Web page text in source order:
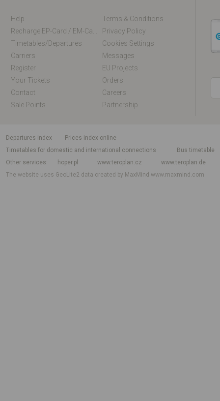
Help
Terms & Conditions
Privacy Policy
Timetables/departures
Cookies Settings
Carriers
Messages
Register
EU Projects
Your Tickets
Orders
Contact
Careers
Sale Points
Partnership
departures index
Prices index online
Timetables for domestic and international connections
Bus timetable
Other services
hoper.pl www.teroplan.cz
www.teroplan.de
The website uses GeoLite2 data created by MaxMindwww.maxmind.com